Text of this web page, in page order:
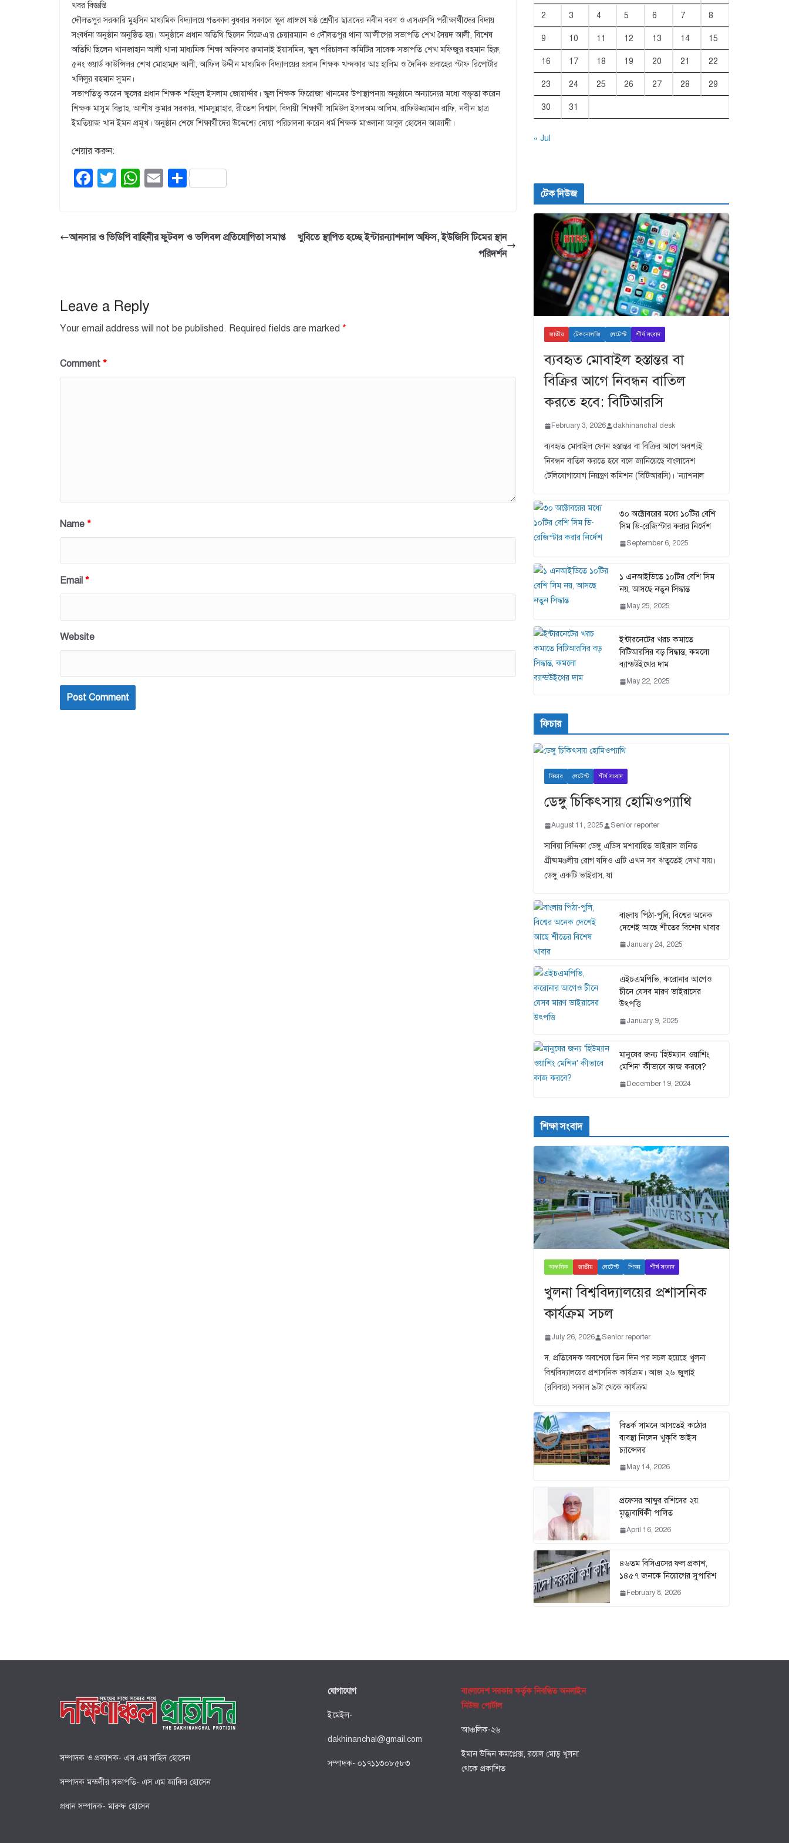
খবর বিজ্ঞপ্তি
দৌলতপুর সরকারি মুহসিন মাধ্যমিক বিদ্যালয়ে গতকাল বুধবার সকালে স্কুল প্রাঙ্গণে ষষ্ঠ শ্রেণীর ছাত্রদের নবীন বরণ ও এসএসসি পরীক্ষার্থীদের বিদায়
সংবর্ধনা অনুষ্ঠান অনুষ্ঠিত হয়। অনুষ্ঠানে প্রধান অতিথি ছিলেন বিজেএ’র চেয়ারম্যান ও দৌলতপুর থানা আ’লীগের সভাপতি শেখ সৈয়দ আলী, বিশেষ
অতিথি ছিলেন খানজাহান আলী থানা মাধ্যমিক শিক্ষা অফিসার রুমানাই ইয়াসমিন, স্কুল পরিচালনা কমিটির সাবেক সভাপতি শেখ মফিজুর রহমান হিরু,
৫নং ওয়ার্ড কাউন্সিলর শেখ মোহাম্মদ আলী, আফিল উদ্দীন মাধ্যমিক বিদ্যালয়ের প্রধান শিক্ষক খন্দকার আঃ হালিম ও দৈনিক প্রবাহের স্টাফ রিপোর্টার
খলিলুর রহমান সুমন।
সভাপতিত্ব করেন স্কুলের প্রধান শিক্ষক শহিদুল ইসলাম জোয়ার্দ্দার। স্কুল শিক্ষক ফিরোজা খানমের উপাস্থাপনায় অনুষ্ঠানে অন্যান্যের মধ্যে বক্তৃতা করেন
শিক্ষক মাসুম বিল্লাহ, আশীষ কুমার সরকার, শামসুন্নাহার, রীতেশ বিশ্বাস, বিদায়ী শিক্ষার্থী সামিউল ইসলঅম আলিম, রাফিউজ্জামান রাফি, নবীন ছাত্র
ইমতিয়াজ খান ইমন প্রমূখ। অনুষ্ঠান শেষে শিক্ষার্থীদের উদ্দেশ্যে দোয়া পরিচালনা করেন ধর্ম শিক্ষক মাওলানা আবুল হোসেন আজাদী।
শেয়ার করুন:
F
e
k
T
er
W
s
E S
e
আনসার ও ভিডিপি বাহিনীর ফুটবল ও ভলিবল প্রতিযোগিতা সমাপ্ত
খুবিতে স্থাপিত হচ্ছে ইন্টারন্যাশনাল অফিস, ইউজিসি টিমের স্থান
পরিদর্শন
Leave a Reply
Your email address will not be published. Required fields are marked *
Comment *
Name *
Email *
Website
2 3 4 5 6 7 8
9 10 11 12 13 14 15
16 17 18 19 20 21 22
23 24 25 26 27 28 29
30 31
« Jul
টেক নিউজ
জাতীয় টেকনোলজি লেটেস্ট শীর্ষ সংবাদ
ব্যবহৃত মোবাইল হস্তান্তর বা
বিক্রির আগে নিবন্ধন বাতিল
করতে হবে: বিটিআরসি
February 3, 2026 dakhinanchal desk
ব্যবহৃত মোবাইল ফোন হস্তান্তর বা বিক্রির আগে অবশ্যই
নিবন্ধন বাতিল করতে হবে বলে জানিয়েছে বাংলাদেশ
টেলিযোগাযোগ নিয়ন্ত্রণ কমিশন (বিটিআরসি)। ‘ন্যাশনাল
৩০ অক্টোবরের মধ্যে ১০টির বেশি
সিম ডি-রেজিস্টার করার নির্দেশ
September 6, 2025
১ এনআইডিতে ১০টির বেশি সিম
নয়, আসছে নতুন সিদ্ধান্ত
May 25, 2025
ইন্টারনেটের খরচ কমাতে
বিটিআরসির বড় সিদ্ধান্ত, কমলো
ব্যান্ডউইথের দাম
May 22, 2025
ফিচার
ফিচার লেটেস্ট শীর্ষ সংবাদ
ডেঙ্গু চিকিৎসায় হোমিওপ্যাথি
August 11, 2025 Senior reporter
সাবিয়া সিদ্দিকা ডেঙ্গু এডিস মশাবাহিত ভাইরাস জনিত
গ্রীষ্মমণ্ডলীয় রোগ যদিও এটি এখন সব ঋতুতেই দেখা যায়।
ডেঙ্গু একটি ভাইরাস, যা
বাংলায় পিঠা-পুলি, বিশ্বের অনেক
দেশেই আছে শীতের বিশেষ খাবার
January 24, 2025
এইচএমপিভি, করোনার আগেও
চীনে যেসব মারণ ভাইরাসের
উৎপত্তি
January 9, 2025
মানুষের জন্য ‘হিউম্যান ওয়াশিং
মেশিন’ কীভাবে কাজ করবে?
December 19, 2024
শিক্ষা সংবাদ
আঞ্চলিক জাতীয় লেটেস্ট শিক্ষা শীর্ষ সংবাদ
খুলনা বিশ্ববিদ্যালয়ের প্রশাসনিক
কার্যক্রম সচল
July 26, 2026 Senior reporter
দ. প্রতিবেদক অবশেষে তিন দিন পর সচল হয়েছে খুলনা
বিশ্ববিদ্যালয়ের প্রশাসনিক কার্যক্রম। আজ ২৬ জুুলাই
(রবিবার) সকাল ৯টা থেকে কার্যক্রম
বিতর্ক সামনে আসতেই কঠোর
ব্যবস্থা নিলেন খুকৃবি ভাইস
চ্যান্সেলর
May 14, 2026
প্রফেসর আব্দুর রশিদের ২য়
মৃত্যুবার্ষিকী পালিত
April 16, 2026
৪৬তম বিসিএসের ফল প্রকাশ,
১৪৫৭ জনকে নিয়োগের সুপারিশ
February 8, 2026
সম্পাদক ও প্রকাশক- এস এম সাহিদ হোসেন
সম্পাদক মন্ডলীর সভাপতি- এস এম জাকির হোসেন
প্রধান সম্পাদক- মারুফ হোসেন
যোগাযোগ
ইমেইল-
dakhinanchal@gmail.com
সম্পাদক- ০১৭১১৩০৮৫৮৩
বাংলাদেশ সরকার কর্তৃক নিবন্ধিত অনলাইন
নিউজ পোর্টাল
আঞ্চলিক-২৬
ইমান উদ্দিন কমপ্লেক্স, রয়েল মোড় খুলনা
থেকে প্রকাশিত